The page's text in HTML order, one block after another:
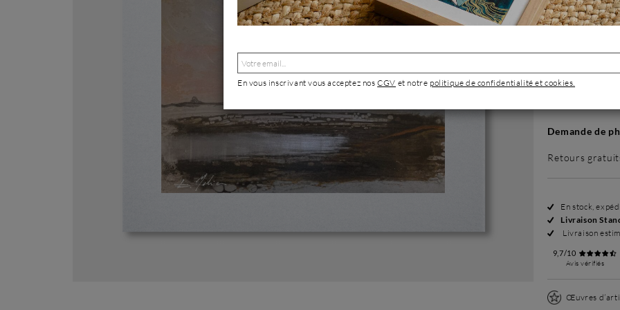
299 €
Demande de
Retours
En stock,
Livraison
Livraison
9,7/10
Avis vérifiés
Œuvres
En vous inscrivant vous acceptez nosCGV et notre politique de confidentialité et cookies.